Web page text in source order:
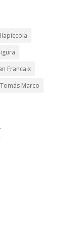
Francaix
Tomás Marco